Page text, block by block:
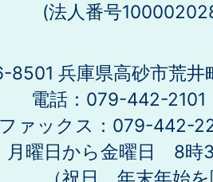
(法人番号
8501 兵庫県高砂市荒井
電話：079-442-2101
ファックス：079-442-
月曜日から金曜日 8時
（祝日、年末年始